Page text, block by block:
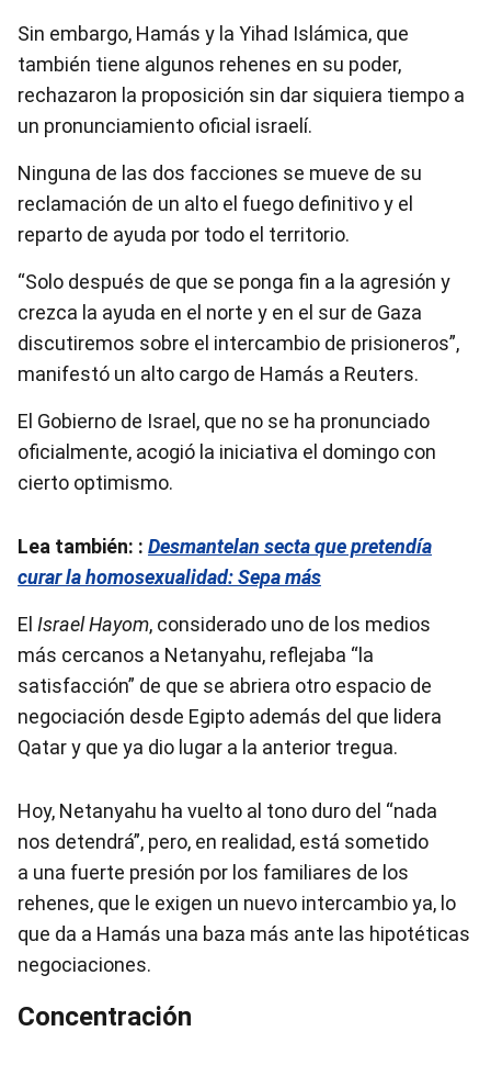
Sin embargo, Hamás y la Yihad Islámica, que
también tiene algunos rehenes en su poder,
rechazaron la proposición sin dar siquiera tiempo a
un pronunciamiento oficial israelí.
Ninguna de las dos facciones se mueve de su
reclamación de un alto el fuego definitivo y el
reparto de ayuda por todo el territorio.
“Solo después de que se ponga fin a la agresión y
crezca la ayuda en el norte y en el sur de Gaza
discutiremos sobre el intercambio de prisioneros”,
manifestó un alto cargo de Hamás a Reuters.
El Gobierno de Israel, que no se ha pronunciado
oficialmente, acogió la iniciativa el domingo con
cierto optimismo.
Lea también: : Desmantelan secta que pretendía
curar la homosexualidad: Sepa más
El Israel Hayom, considerado uno de los medios
más cercanos a Netanyahu, reflejaba “la
satisfacción” de que se abriera otro espacio de
negociación desde Egipto además del que lidera
Qatar y que ya dio lugar a la anterior tregua.
Hoy, Netanyahu ha vuelto al tono duro del “nada
nos detendrá”, pero, en realidad, está sometido
a una fuerte presión por los familiares de los
rehenes, que le exigen un nuevo intercambio ya, lo
que da a Hamás una baza más ante las hipotéticas
negociaciones.
Concentración